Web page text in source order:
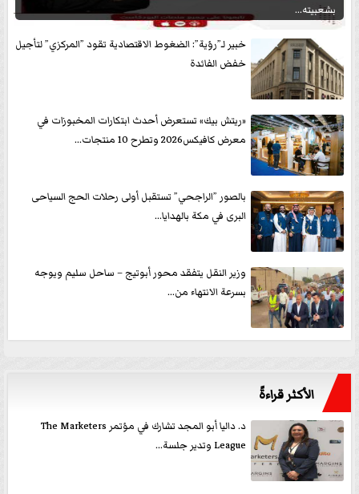
بشعبيته...
خبير لـ”رؤية”: الضغوط الاقتصادية تقود ”المركزي” لتأجيل
خفض الفائدة
«ريتش بيك» تستعرض أحدث ابتكارات المخبوزات في
معرض كافيكس2026 وتطرح 10 منتجات...
بالصور ”الراجحي” تستقبل أولى رحلات الحج السياحى
البرى في مكة بالهدايا...
وزير النقل يتفقد محور أبوتيج – ساحل سليم ويوجه
بسرعة الانتهاء من...
الأكثر قراءةً
د. داليا أبو المجد تشارك في مؤتمر The Marketers
League وتدير جلسة...